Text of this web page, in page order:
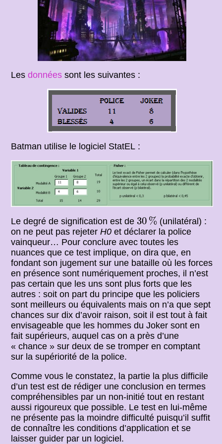
Lesdonnées sont les suivantes :
Batman utilise le logiciel StatEL :
Le degré de signification est de 30 %
30 %(unilatéral) :
on ne peut pas rejeterH0 et déclarer la police
vainqueur… Pour conclure avec toutes les
nuances que ce test implique, on dira que, en
fondant son jugement sur une bataille où les forces
en présence sont numériquement proches, il n’est
pas certain que les uns sont plus forts que les
autres : soit on part du principe que les policiers
sont meilleurs ou équivalents mais on n’a que sept
chances sur dix d’avoir raison, soit il est tout à fait
envisageable que les hommes du Joker sont en
fait supérieurs, auquel cas on a près d’une
« chance » sur deux de se tromper en comptant
sur la supériorité de la police.
Comme vous le constatez, la partie la plus difficile
d’un test est de rédiger une conclusion en termes
compréhensibles par un non-initié tout en restant
aussi rigoureux que possible. Le test en lui-même
ne présente pas la moindre difficulté puisqu’il suffit
de connaître les conditions d’application et se
laisser guider par un logiciel.